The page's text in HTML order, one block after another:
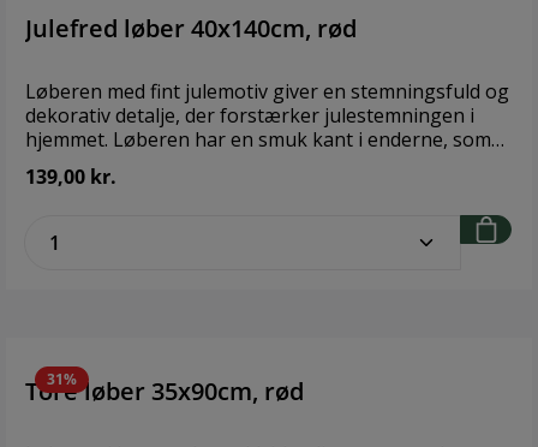
Julefred løber 40x140cm, rød
Løberen med fint julemotiv giver en stemningsfuld og
dekorativ detalje, der forstærker julestemningen i
hjemmet. Løberen har en smuk kant i enderne, som
indrammer mønstret og giver den en elegant og
gennemført afslutning. Brand:
FondacoStørrelse: 40x140cmMateriale: 100% bomuld
139,00 kr.
31%
Tore løber 35x90cm, rød